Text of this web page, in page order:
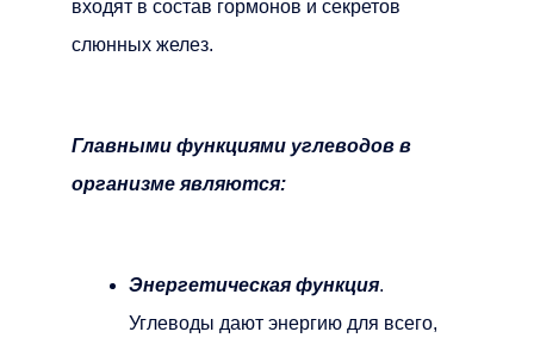
входят в состав гормонов и секретов
слюнных желез.
Главными функциями углеводов в
организме являются:
Энергетическая функция.
Углеводы дают энергию для всего,